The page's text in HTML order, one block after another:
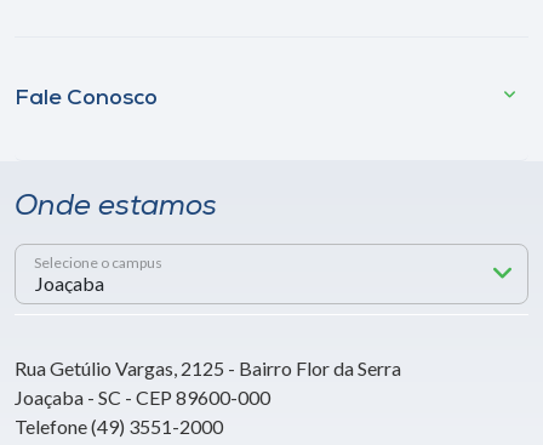
Fale Conosco
Onde estamos
Selecione o campus
Rua Getúlio Vargas, 2125 - Bairro Flor da Serra
Joaçaba - SC - CEP 89600-000
Telefone (49) 3551-2000